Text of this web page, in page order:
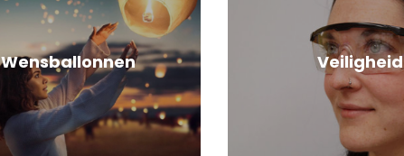
Wensballonnen Veiligheid